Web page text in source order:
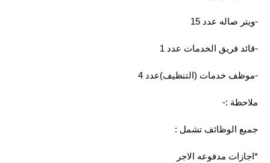
-ويتر صاله عدد 15
-قائد فريق الخدمات عدد 1
-موظف خدمات (التنظيف)عدد 4
ملاحظة :-
جميع الوظائف تشمل :
*اجازات مدفوعه الاجر